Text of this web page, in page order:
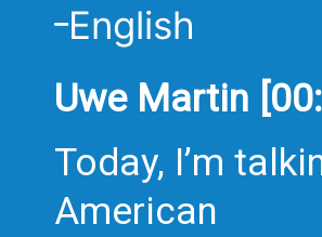
English
Uwe Martin
Today, I’m
American